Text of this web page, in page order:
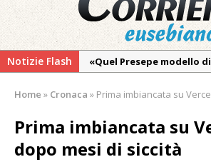
Notizie Flash
«Quel Presepe modello
Ringraziamento:
mercatino agricolo
Incendio sul Monte
fronte. Evacuato il
Home » Cronaca » Prima imbiancata su
Prima imbiancata su
dopo mesi di siccità